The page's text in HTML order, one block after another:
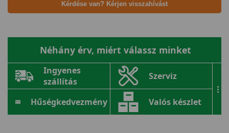
Kérdése van? Kérjen visszahívást
Néhány érv, miért válassz minket
Ingyenes
szállítás
Szerviz
Hűségkedvezmény Valós készlet
...